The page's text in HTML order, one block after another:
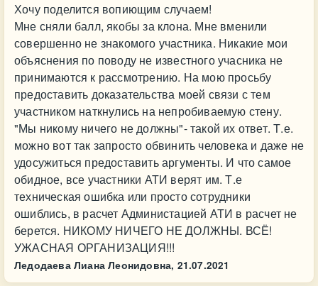
Хочу поделится вопиющим случаем!
Мне сняли балл, якобы за клона. Мне вменили
совершенно не знакомого участника. Никакие мои
объяснения по поводу не известного учасника не
принимаются к рассмотрению. На мою просьбу
предоставить доказательства моей связи с тем
участником наткнулись на непробиваемую стену.
"Мы никому ничего не должны"- такой их ответ. Т.е.
можно вот так запросто обвинить человека и даже не
удосужиться предоставить аргументы. И что самое
обидное, все участники АТИ верят им. Т.е
техническая ошибка или просто сотрудники
ошиблись, в расчет Администацией АТИ в расчет не
берется. НИКОМУ НИЧЕГО НЕ ДОЛЖНЫ. ВСЁ!
УЖАСНАЯ ОРГАНИЗАЦИЯ!!!
Ледодаева Лиана Леонидовна, 21.07.2021